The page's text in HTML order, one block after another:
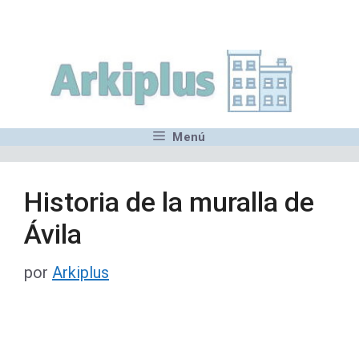
contenido
Menú
Historia de la muralla de
Ávila
por Arkiplus